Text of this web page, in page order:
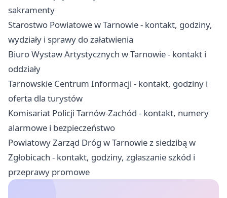
sakramenty
Starostwo Powiatowe w Tarnowie - kontakt, godziny,
wydziały i sprawy do załatwienia
Biuro Wystaw Artystycznych w Tarnowie - kontakt i
oddziały
Tarnowskie Centrum Informacji - kontakt, godziny i
oferta dla turystów
Komisariat Policji Tarnów-Zachód - kontakt, numery
alarmowe i bezpieczeństwo
Powiatowy Zarząd Dróg w Tarnowie z siedzibą w
Zgłobicach - kontakt, godziny, zgłaszanie szkód i
przeprawy promowe